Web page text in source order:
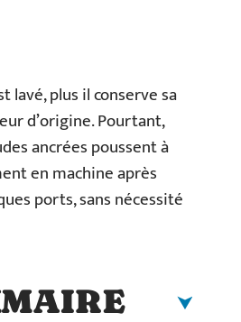
lavé, plus il conserve sa
d’origine. Pourtant,
ancrées poussent à
en machine après
ports, sans nécessité